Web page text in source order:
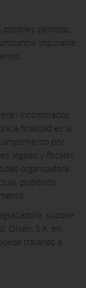
posibles pérdidas,
imputable
incorporados
finalidad es la
por
legales y fiscales
organizadora
pudiendo
a, supone
Olsen, S.A. en
tratarlos e